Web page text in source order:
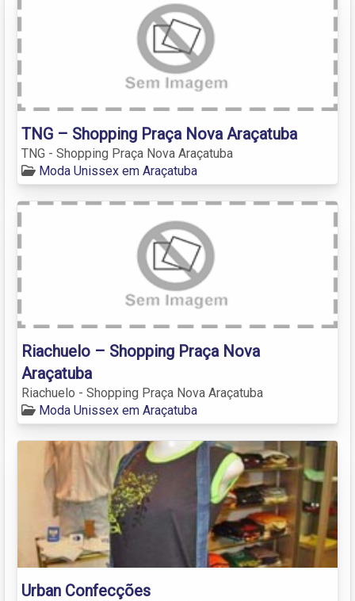
TNG – Shopping Praça Nova Araçatuba
TNG - Shopping Praça Nova Araçatuba
Moda Unissex em Araçatuba
Riachuelo – Shopping Praça Nova
Araçatuba
Riachuelo - Shopping Praça Nova Araçatuba
Moda Unissex em Araçatuba
Urban Confecções